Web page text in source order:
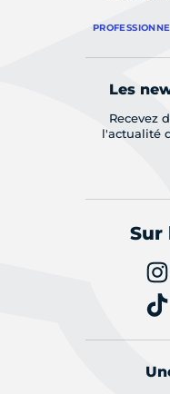
Les
Recevez
l'actualité
Sur